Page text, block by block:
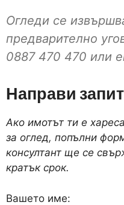
Огледи се
предварително
0887 470 470 или
Направи
Ако имотът ти е
за оглед, попълни
консултант ще се
кратък срок.
Вашето име: